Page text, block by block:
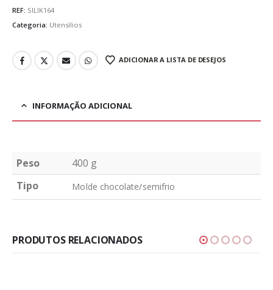
REF: SILIK164
Categoria: Utensílios
ADICIONAR A LISTA DE DESEJOS
INFORMAÇÃO ADICIONAL
Peso
400 g
Tipo
Molde chocolate/semifrio
PRODUTOS RELACIONADOS